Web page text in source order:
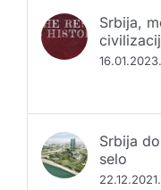
Srbija,
16.01.2023.
Srbija
selo
22.12.2021.